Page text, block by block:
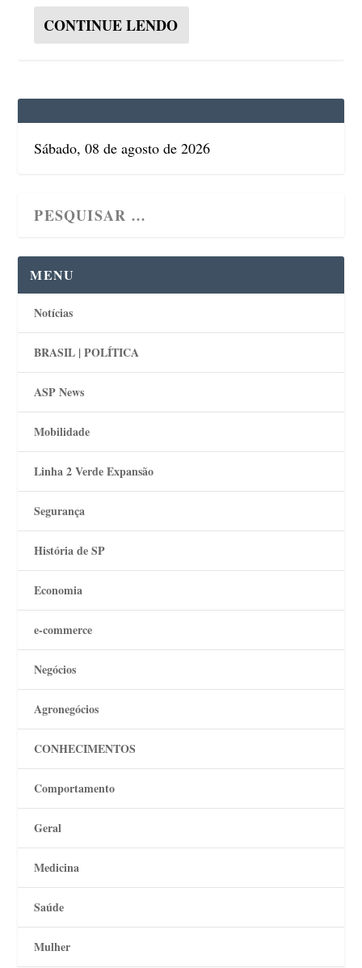
CONTINUE LENDO
Sábado, 08 de agosto de 2026
MENU
Notícias
BRASIL | POLÍTICA
ASP News
Mobilidade
Linha 2 Verde Expansão
Segurança
História de SP
Economia
e-commerce
Negócios
Agronegócios
CONHECIMENTOS
Comportamento
Geral
Medicina
Saúde
Mulher